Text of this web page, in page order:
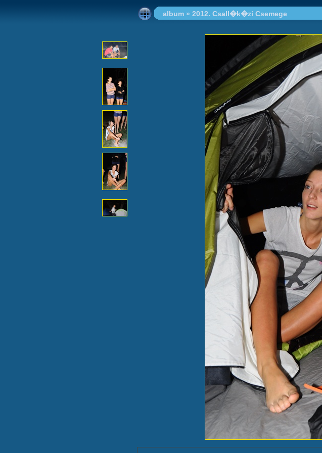
album» 2012. Csall�k�zi Csemege